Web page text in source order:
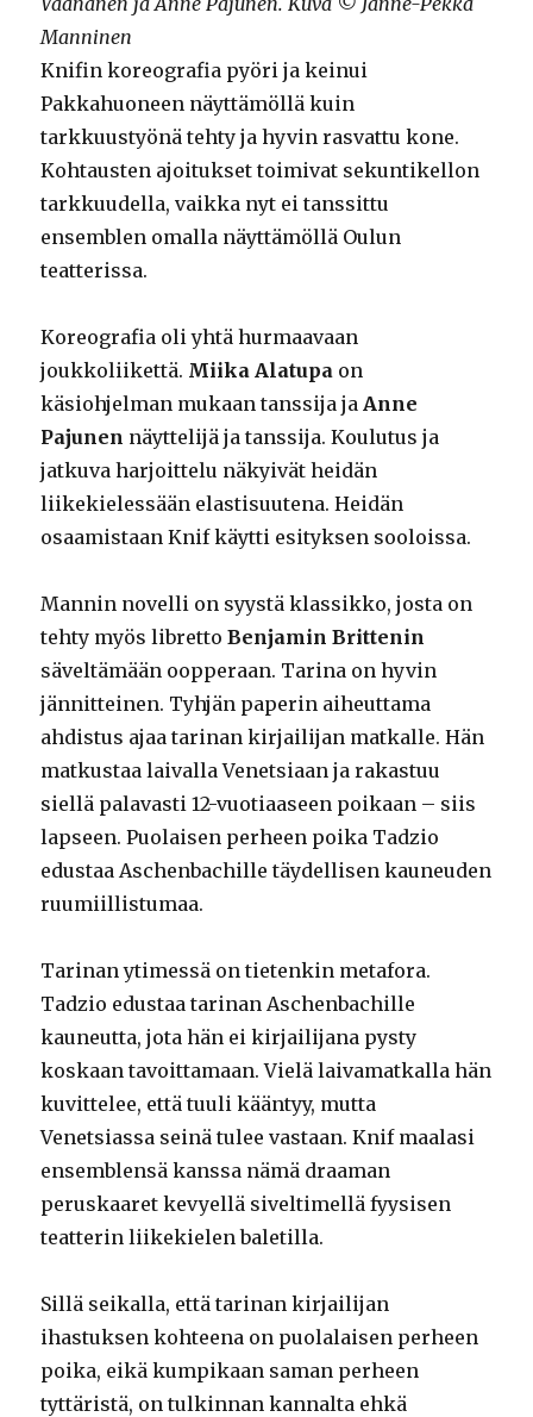
Manninen
Knifin koreografia pyöri ja keinui
Pakkahuoneen näyttämöllä kuin
tarkkuustyönä tehty ja hyvin rasvattu kone.
Kohtausten ajoitukset toimivat sekuntikellon
tarkkuudella, vaikka nyt ei tanssittu
ensemblen omalla näyttämöllä Oulun
teatterissa.
Koreografia oli yhtä hurmaavaan
joukkoliikettä. Miika Alatupa on
käsiohjelman mukaan tanssija ja Anne
Pajunen näyttelijä ja tanssija. Koulutus ja
jatkuva harjoittelu näkyivät heidän
liikekielessään elastisuutena. Heidän
osaamistaan Knif käytti esityksen sooloissa.
Mannin novelli on syystä klassikko, josta on
tehty myös librettoBenjamin Brittenin
säveltämään oopperaan. Tarina on hyvin
jännitteinen. Tyhjän paperin aiheuttama
ahdistus ajaa tarinan kirjailijan matkalle. Hän
matkustaa laivalla Venetsiaan ja rakastuu
siellä palavasti 12-vuotiaaseen poikaan – siis
lapseen. Puolaisen perheen poika Tadzio
edustaa Aschenbachille täydellisen kauneuden
ruumiillistumaa.
Tarinan ytimessä on tietenkin metafora.
Tadzio edustaa tarinan Aschenbachille
kauneutta, jota hän ei kirjailijana pysty
koskaan tavoittamaan. Vielä laivamatkalla hän
kuvittelee, että tuuli kääntyy, mutta
Venetsiassa seinä tulee vastaan. Knif maalasi
ensemblensä kanssa nämä draaman
peruskaaret kevyellä siveltimellä fyysisen
teatterin liikekielen baletilla.
Sillä seikalla, että tarinan kirjailijan
ihastuksen kohteena on puolalaisen perheen
poika, eikä kumpikaan saman perheen
tyttäristä, on tulkinnan kannalta ehkä